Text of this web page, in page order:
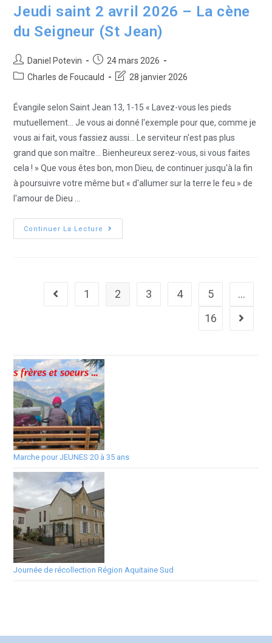
Jeudi saint 2 avril 2026 – La cène
du Seigneur (St Jean)
Daniel Potevin
24 mars 2026
Charles de Foucauld
28 janvier 2026
Évangile selon Saint Jean 13, 1-15 « Lavez-vous les pieds
mutuellement... Je vous ai donné l'exemple pour que, comme je
vous ai fait, vous fassiez aussi... Le serviteur n'est pas plus
grand que son maître... Bienheureux serez-vous, si vous faites
cela ! » Que vous êtes bon, mon Dieu, de continuer jusqu'à la fin
à poursuivre votre même but « d'allumer sur la terre le feu » de
l'amour de Dieu ...
Continuer La Lecture
1 2 3 4 5
…
16
Marche pour JEUNES 20 à 35 ans
Journée de récollection Région Aquitaine Sud